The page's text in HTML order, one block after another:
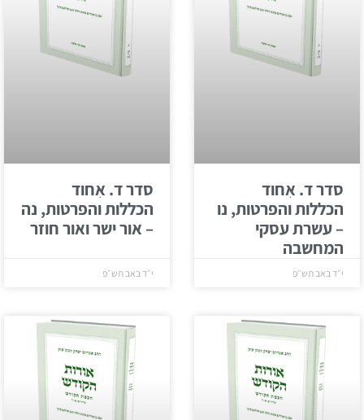
סדר ד. אִחוד
הכללות והפרטות, נו
– עשרת עסקי
המחשבה
י״ד באב תש״פ
סדר ד. אִחוד
הכללות והפרטות, נה
– אור ישר ואור חוזר
י״ד באב תש״פ